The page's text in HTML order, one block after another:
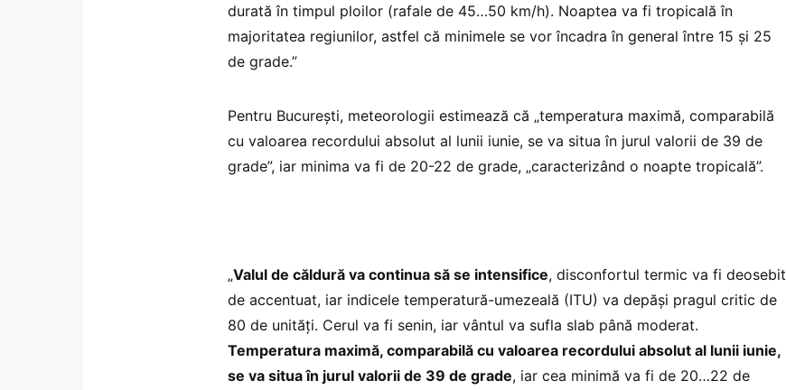
durată în timpul ploilor (rafale de 45…50 km/h). Noaptea va fi tropicală în
majoritatea regiunilor, astfel că minimele se vor încadra în general între 15 și 25
de grade.”
Pentru București, meteorologii estimează că „temperatura maximă, comparabilă
cu valoarea recordului absolut al lunii iunie, se va situa în jurul valorii de 39 de
grade”, iar minima va fi de 20-22 de grade, „caracterizând o noapte tropicală”.
„Valul de căldură va continua să se intensifice, disconfortul termic va fi deosebit
de accentuat, iar indicele temperatură-umezeală (ITU) va depăși pragul critic de
80 de unități. Cerul va fi senin, iar vântul va sufla slab până moderat.
Temperatura maximă, comparabilă cu valoarea recordului absolut al lunii iunie,
se va situa în jurul valorii de 39 de grade, iar cea minimă va fi de 20…22 de